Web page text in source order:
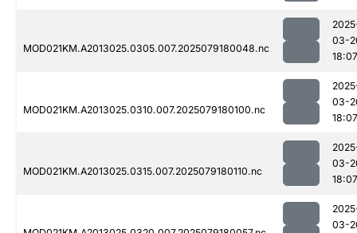
MOD021KM.A2013025.0305.007.2025079180048.nc
03-
18:07
MOD021KM.A2013025.0310.007.2025079180100.nc
03-
18:07
MOD021KM.A2013025.0315.007.2025079180110.nc
03-
18:07
03-